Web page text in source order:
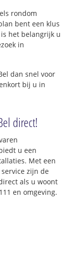
rondom
bent een klus
het belangrijk u
in
dan snel voor
bij u in
direct!
u een
Met een
zijn de
als u woont
en omgeving.